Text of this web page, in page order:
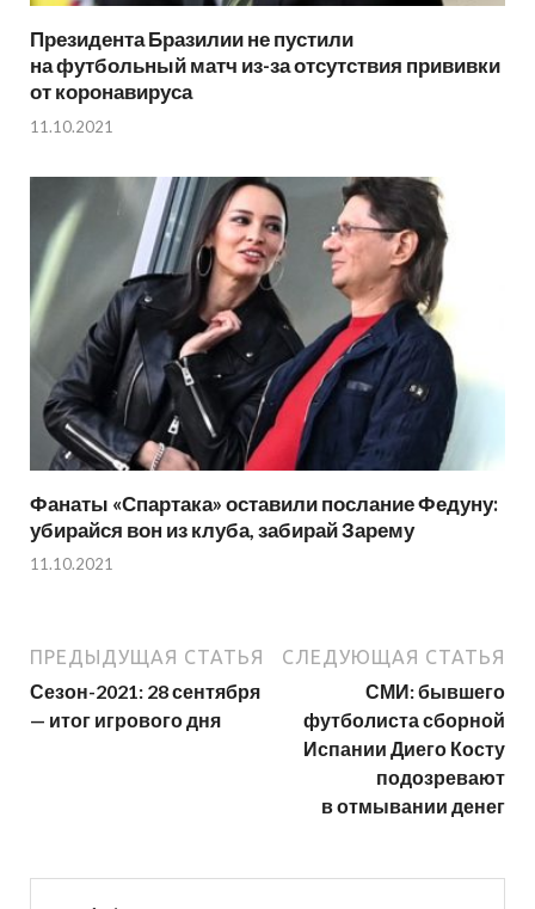
Президента Бразилии не пустили
на футбольный матч из-за отсутствия прививки
от коронавируса
11.10.2021
Фанаты «Спартака» оставили послание Федуну:
убирайся вон из клуба, забирай Зарему
11.10.2021
ПРЕДЫДУЩАЯ СТАТЬЯ
Сезон-2021: 28 сентября
— итог игрового дня
СЛЕДУЮЩАЯ СТАТЬЯ
СМИ: бывшего
футболиста сборной
Испании Диего Косту
подозревают
в отмывании денег